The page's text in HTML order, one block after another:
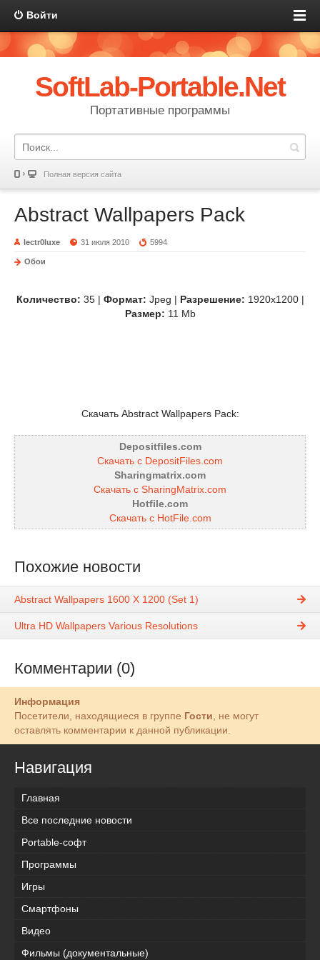
Войти
SoftLab-Portable.Net
Портативные программы
Полная версия сайта
Abstract Wallpapers Pack
lectr0luxe 31 июля 2010 5994
Обои
Количество: 35 | Формат: Jpeg | Разрешение: 1920x1200 |
Размер: 11 Mb
Скачать Abstract Wallpapers Pack:
Depositfiles.com
Скачать с DepositFiles.com
Sharingmatrix.com
Скачать с SharingMatrix.com
Hotfile.com
Скачать с HotFile.com
Похожие новости
Abstract Wallpapers 1600 X 1200 (Set 1)
Ultra HD Wallpapers Various Resolutions
Комментарии (0)
Информация
Посетители, находящиеся в группе Гости, не могут
оставлять комментарии к данной публикации.
Навигация
Главная
Все последние новости
Portable-софт
Программы
Игры
Смартфоны
Видео
Фильмы (документальные)